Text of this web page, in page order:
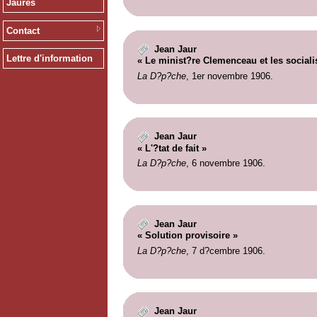
Jaurès
Contact
Lettre d'information
Jean Jaur
« Le minist?re Clemenceau et les
La D?p?che, 1er novembre 1906.
Jean Jaur
« L'?tat de fait »
La D?p?che, 6 novembre 1906.
Jean Jaur
« Solution provisoire »
La D?p?che, 7 d?cembre 1906.
Jean Jaur